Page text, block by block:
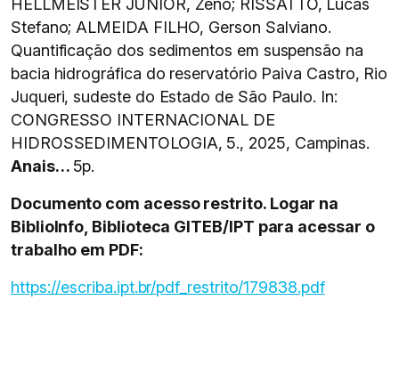
HELLMEISTER JUNIOR, Zeno; RISSATTO, Lucas
Stefano; ALMEIDA FILHO, Gerson Salviano.
Quantificação dos sedimentos em suspensão na
bacia hidrográfica do reservatório Paiva Castro, Rio
Juqueri, sudeste do Estado de São Paulo. In:
CONGRESSO INTERNACIONAL DE
HIDROSSEDIMENTOLOGIA, 5., 2025, Campinas.
Anais… 5p.
Documento com acesso restrito. Logar na
BiblioInfo, Biblioteca GITEB/IPT para acessar o
trabalho em PDF:
https://escriba.ipt.br/pdf_restrito/179838.pdf